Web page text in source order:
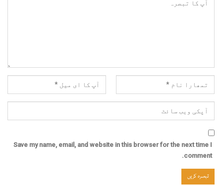
Save my name, email, and website in this browser for the next time I
comment.